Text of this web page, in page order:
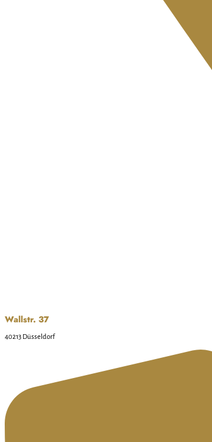
Wallstr. 37
40213 Düsseldorf